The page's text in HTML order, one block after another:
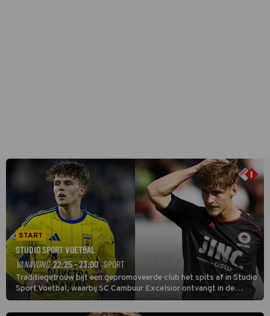
START
STUDIO SPORT VOETBAL
VANAVOND 22:25 - 23:00· SPORT
Traditiegetrouw bijt een gepromoveerde club het spits af in Studio
Sport Voetbal, waarbij SC Cambuur Excelsior ontvangt in de
eerste wedstrijd van het nieuwe Eredivisieseizoen. De nieuwe
oefenmeester is Johan Plat en hij wil aanvallend voetballen.